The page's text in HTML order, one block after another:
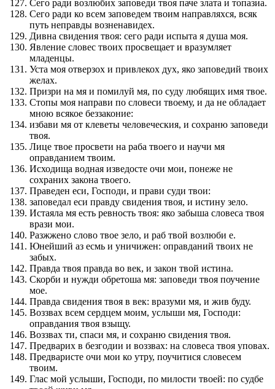
Сего ради возлюбих заповеди твоя паче злата и топазиа.
Сего ради ко всем заповедем твоим направляхся, всяк
путь неправды возненавидех.
Дивна свидения твоя: сего ради испыта я душа моя.
Явление словес твоих просвещает и вразумляет
младенцы.
Уста моя отверзох и привлекох дух, яко заповедий твоих
желах.
Призри на мя и помилуй мя, по суду любящих имя твое.
Стопы моя направи по словеси твоему, и да не обладает
мною всякое беззаконие:
избави мя от клеветы человеческия, и сохраню заповеди
твоя.
Лице твое просвети на раба твоего и научи мя
оправданием твоим.
Исходища водная изведосте очи мои, понеже не
сохраних закона твоего.
Праведен еси, Господи, и прави суди твои:
заповедал еси правду свидения твоя, и истину зело.
Истаяла мя есть ревность твоя: яко забыша словеса твоя
врази мои.
Разжжено слово твое зело, и раб твой возлюби е.
Юнейший аз есмь и уничижен: оправданий твоих не
забых.
Правда твоя правда во век, и закон твой истина.
Скорби и нужди обретоша мя: заповеди твоя поучение
мое.
Правда свидения твоя в век: вразуми мя, и жив буду.
Воззвах всем сердцем моим, услыши мя, Господи:
оправдания твоя взыщу.
Воззвах ти, спаси мя, и сохраню свидения твоя.
Предварих в безгодии и воззвах: на словеса твоя уповах.
Предваристе очи мои ко утру, поучитися словесем
твоим.
Глас мой услыши, Господи, по милости твоей: по судбе